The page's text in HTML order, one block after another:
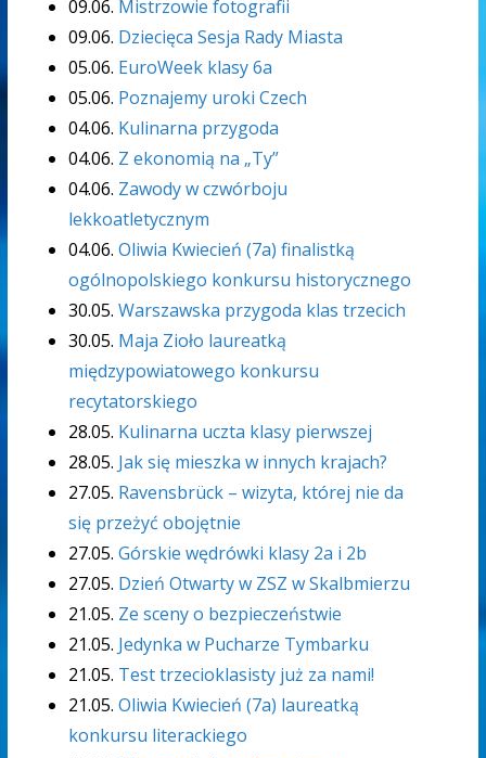
09.06. Mistrzowie fotografii
09.06. Dziecięca Sesja Rady Miasta
05.06. EuroWeek klasy 6a
05.06. Poznajemy uroki Czech
04.06. Kulinarna przygoda
04.06. Z ekonomią na „Ty”
04.06. Zawody w czwórboju
lekkoatletycznym
04.06. Oliwia Kwiecień (7a) finalistką
ogólnopolskiego konkursu historycznego
30.05. Warszawska przygoda klas trzecich
30.05. Maja Zioło laureatką
międzypowiatowego konkursu
recytatorskiego
28.05. Kulinarna uczta klasy pierwszej
28.05. Jak się mieszka w innych krajach?
27.05. Ravensbrück – wizyta, której nie da
się przeżyć obojętnie
27.05. Górskie wędrówki klasy 2a i 2b
27.05. Dzień Otwarty w ZSZ w Skalbmierzu
21.05. Ze sceny o bezpieczeństwie
21.05. Jedynka w Pucharze Tymbarku
21.05. Test trzecioklasisty już za nami!
21.05. Oliwia Kwiecień (7a) laureatką
konkursu literackiego